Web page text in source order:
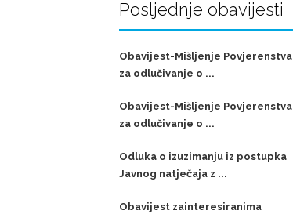
Posljednje obavijesti
Obavijest-Mišljenje Povjerenstva
za odlučivanje o ...
Obavijest-Mišljenje Povjerenstva
za odlučivanje o ...
Odluka o izuzimanju iz postupka
Javnog natječaja z ...
Obavijest zainteresiranima